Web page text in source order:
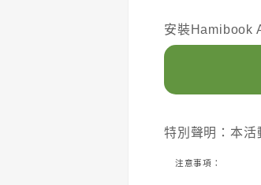
安裝Hamibook
特別聲明：本
注意事項：